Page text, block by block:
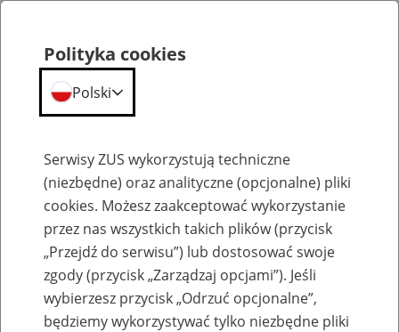
Szkolenia
Polityka cookies
Polski
Serwisy ZUS wykorzystują techniczne
(niezbędne) oraz analityczne (opcjonalne) pliki
cookies. Możesz zaakceptować wykorzystanie
przez nas wszystkich takich plików (przycisk
„Przejdź do serwisu”) lub dostosować swoje
zgody (przycisk „Zarządzaj opcjami”). Jeśli
wybierzesz przycisk „Odrzuć opcjonalne”,
będziemy wykorzystywać tylko niezbędne pliki